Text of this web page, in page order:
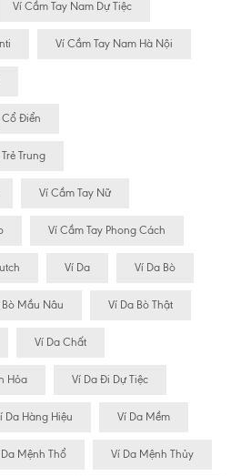
Ví Cầm Tay Nam Dự Tiệc
Ví Cầm Tay Nam Hà Nội
Cổ Điển
Trung
Ví Cầm Tay Nữ
Ví Cầm Tay Phong Cách
Ví Da Ví Da Bò
Bò Mầu Nâu Ví Da Bò Thật
Ví Da Chất
Hỏa Ví Da Đi Dự Tiệc
Da Hàng Hiệu Ví Da Mềm
Mệnh Thổ Ví Da Mệnh Thủy